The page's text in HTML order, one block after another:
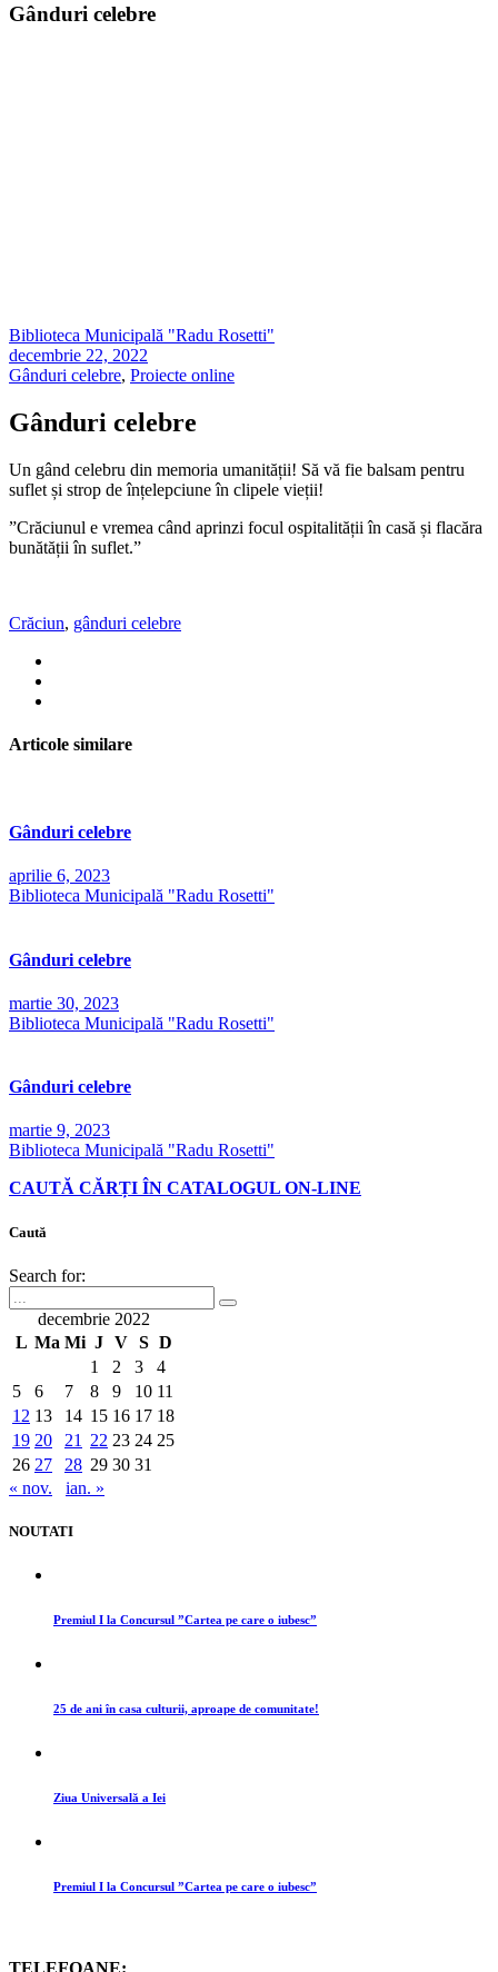
Gânduri celebre
Biblioteca Municipală "Radu Rosetti"
decembrie 22, 2022
Gânduri celebre, Proiecte online
Gânduri celebre
Un gând celebru din memoria umanității! Să vă fie balsam pentru
suflet și strop de înțelepciune în clipele vieții!
”Crăciunul e vremea când aprinzi focul ospitalității în casă și flacăra
bunătății în suflet.”
Crăciun, gânduri celebre
Articole similare
Gânduri celebre
aprilie 6, 2023
Biblioteca Municipală "Radu Rosetti"
Gânduri celebre
martie 30, 2023
Biblioteca Municipală "Radu Rosetti"
Gânduri celebre
martie 9, 2023
Biblioteca Municipală "Radu Rosetti"
CAUTĂ CĂRȚI ÎN CATALOGUL ON-LINE
Caută
Search for:
decembrie 2022
L Ma Mi J V S D
1
2 3
4
5
6 7 8 9 10 11
12 13 14 15 16 17 18
19 20 21 22 23 24 25
26 27 28 29 30 31
« nov.
ian. »
NOUTATI
Premiul I la Concursul ”Cartea pe care o iubesc”
25 de ani în casa culturii, aproape de comunitate!
Ziua Universală a Iei
Premiul I la Concursul ”Cartea pe care o iubesc”
TELEFOANE: